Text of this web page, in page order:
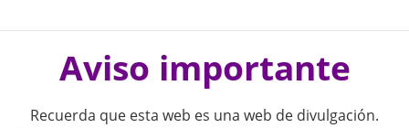
P
Aviso importante
Recuerda que esta web es una web de divulgación.